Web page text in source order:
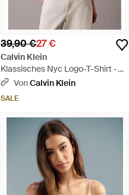
39,90 €27 €
Calvin Klein
Klassisches Nyc Logo-T-Shirt -
PinkVonCalvin Klein
SALE